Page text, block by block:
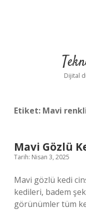
Dijital
Etiket: Mavi
Mavi Gözlü
Tarih: Nisan 3, 2025
Mavi gözlü kedi
kedileri, badem
görünümler tüm